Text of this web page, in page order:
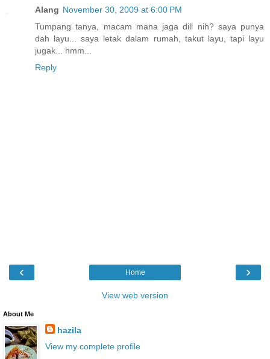
Alang November 30, 2009 at 6:00 PM
Tumpang tanya, macam mana jaga dill nih? saya punya
dah layu... saya letak dalam rumah, takut layu, tapi layu
jugak... hmm...
Reply
‹ ›
Home
View web version
About Me
hazila
View my complete profile